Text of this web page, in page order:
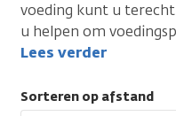
voeding kunt u
u helpen om
Lees verder
Sorteren op afstand